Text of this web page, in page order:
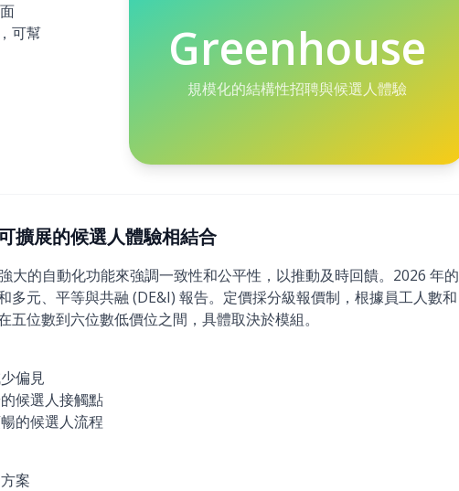
可幫
Greenhouse
規模化的結構性招聘與候選人體驗
擴展的候選人體驗相結合
的自動化功能來強調一致性和公平性，以推動及時回饋。2026 年的
多元、平等與共融 (DE&I) 報告。定價採分級報價制，根據員工人數和
位數到六位數低價位之間，具體取決於模組。
偏見
候選人接觸點
的候選人流程
案